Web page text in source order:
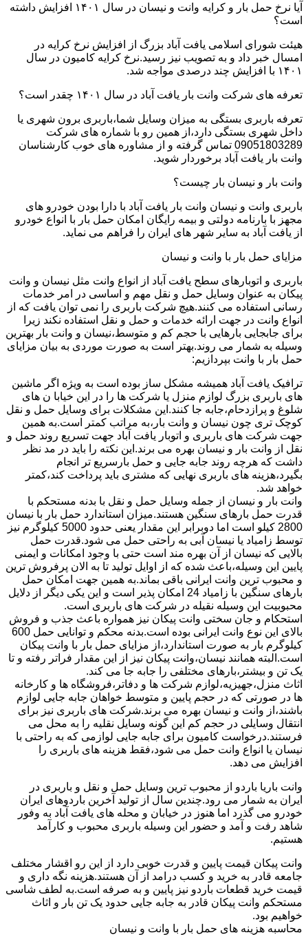
آیا نرخ حمل بار و کرایه وانت و نیسان در سال ۱۴۰۱ افزایش داشته
است؟
هیئت شورای اسلامی یافت آباد بزرگ از افزایش نرخ کرایه در
امسال خبر داد و به تصویب نیز رسید.نرخ کرایه کامیون در سال
۱۴۰۱ با افزایش چند درصدی مواجه شد.
تعرفه های شرکت وانت بار یافت آباد در سال ۱۴۰۱ چقدر است؟
تعرفه باربری بستگی به میزان وسایل شما،باربری برون شهری یا
داخل شهری بستگی دارد،از همین رو با شماره های شرکت
09051803289 تماس گرفته و از مشاوره های خوب کارشناسان
وانت بار یافت آباد برخوردار شوید.
وانت بار و نیسان بار چیست؟
باربری وانت و نیسان وانت بار یافت آباد با دارا بودن خودرو های
مجهز با بارنامه دولتی و بیمه رایگان امکان حمل بار با انواع خودرو
از یافت آباد به سایر شهر های ایران را فراهم می نماید.
مزایای حمل بار با وانت و نیسان
باربری و اتوبارهای سطح یافت آباد از انواع وانت مثل نیسان و وانت
پیکان به عنوان وسایل حمل و نقل مهم و اساسی در امر خدمات
رسانی استفاده می کنند.هیچ شرکت باربری را نمی توان یافت که از
انواع وانت در جهت ارائه خدمات و حمل و نقل استفاده نکند زیرا
برای جابجایی بارهایی با حجم کم و متوسط،نیسان و وانت بار بهترین
وسیله به شمار می روند.بهتر است به صورت موردی به بیان مزایای
حمل بار با وانت بپردازیم:
ترافیک یافت آباد همیشه مشکل ساز بوده است به ویژه اگر ماشین
های باربری بزرگ لوازم منزل یا شرکت ها را در این خیابا ن های
شلوغ و پرازدحام،جابه جا کنند.این مشکلات برای وسایل حمل و نقل
کوچک تری چون نیسان و وانت بار،به مراتب کمتر است.به همین
جهت شرکت های باربری و اتوبار یافت آباد جهت تسریع روند حمل و
نقل از وانت بار و نیسان بهره می برند.این نکته را باید در مد نظر
داشت که هرچه روند جابه جایی و حمل بارسریع تر انجام
بگیرد،هزینه های باربری نهایی که مشتری باید پرداخت کند،کمتر
خواهد شد.
وانت بار و نیسان از جمله وسایل حمل و نقل با بدنه مستحکم با
قدرت حمل بارهای سنگین هستند.میزان استاندارد حمل بار با نیسان
2800 کیلو است اما دوبرابر این مقدار یعنی حدود 5000 کیلوگرم نیز
توسط زامیاد یا نیسان آبی به راحتی حمل می شود.قدرت حمل
بالایی که نیسان از آن بهره مند است حتی با وجود امکانات و ایمنی
پایین این وسیله،باعث شده که از اوایل تولید تا به الان پرفروش ترین
و محبوب ترین وانت ایرانی باقی بماند.به همین جهت امکان حمل
بارهای سنگین با زامیاد 24 امکان پذیر است و این یکی دیگر از دلایل
محبوبیت این وسیله نقیله در شرکت های باربری است.
استحکام و جان سختی وانت پیکان نیز همواره باعث جذب و فروش
بالای این نوع وانت ایرانی بوده است.بدنه محکم و توانایی حمل 600
کیلوگرم بار به صورت استاندارد،از مزایای حمل بار با وانت پیکان
است.البته همانند نیسان،وانت پیکان نیز از این مقدار فراتر رفته و تا
یک تن و بیشتر،بارهای مختلفی را جابه جا می کند.
اثاث منزل،جهیزیه،لوازم شرکت ها و دفاتر،فروشگاه ها و کارخانه
ها در صورتی که در حجم پایین و متوسط خواهان جابه جایی لوازم
باشند،از وانت و نیسان بهره می برند.شرکت های باربری نیز برای
انتقال وسایلی در حجم کم این گونه وسایل نقلیه را به محل می
فرستند.درخواست کامیون برای جابه جایی لوازمی که به راحتی با
نیسان یا انواع وانت حمل می شود،فقط هزینه های باربری را
افزایش می دهد.
وانت باریا باردو از محبوب ترین وسایل حمل و نقل و باربری در
ایران به شمار می رود.چندین سال از تولید آخرین باردوهای ایران
خودرو می گذرد اما هنوز در خیابان و محله های یافت آباد به وفور
شاهد رفت و آمد و حضور این وسیله باربری محبوب و کارآمد
هستیم.
وانت پیکان قیمت پایین و قدرت خوبی دارد از این رو اقشار مختلف
جامعه قادر به خرید و کسب درامد از آن هستند.هزینه نگه داری و
قیمت خرید قطعات باردو نیز پایین و به صرفه است.به لطف شاسی
مستحکم وانت پیکان قادر به جابه جایی حدود یک تن بار و اثاث
خواهیم بود.
محاسبه هزینه های حمل بار با وانت و نیسان